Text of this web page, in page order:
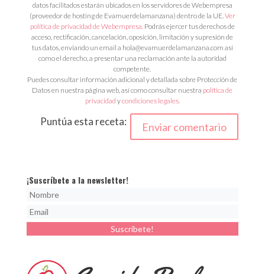
datos facilitados estarán ubicados en los servidores de Webempresa
(proveedor de hosting de Evamuerdelamanzana) dentro de la UE.Ver
política de privacidad de Webempresa.Podrás ejercer tus derechos de
acceso, rectificación, cancelación, oposición, limitación y supresión de
tus datos, enviando un email a hola@evamuerdelamanzana.com así
como el derecho, a presentar una reclamación ante la autoridad
competente.
Puedes consultar información adicional y detallada sobre Protección de
Datos en nuestra página web, así como consultar nuestra política de
privacidad ycondiciones legales.
Puntúa esta receta:
¡Suscríbete a la newsletter!
Suscríbete!